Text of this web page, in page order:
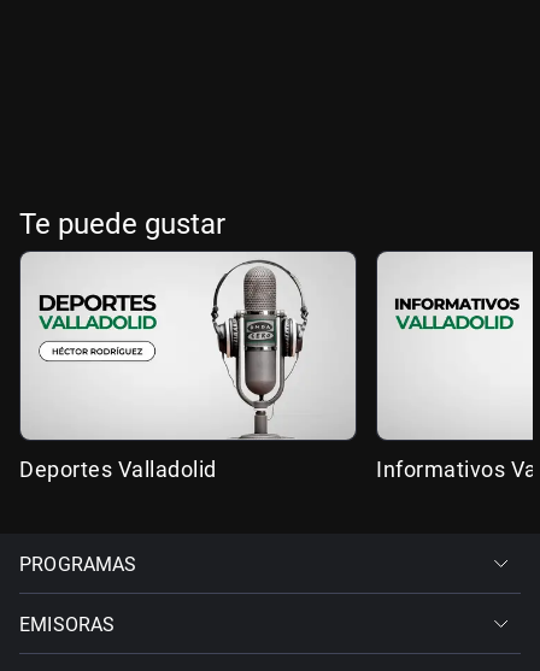
Te puede gustar
Deportes Valladolid Informativos
PROGRAMAS
EMISORAS